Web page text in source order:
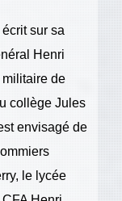
sur sa
Henri
militaire de
collège Jules
envisagé de
le lycée